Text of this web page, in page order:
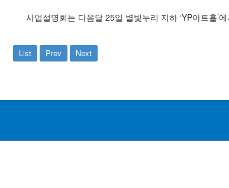
사업설명회는 다음달 25일 별빛누리 지하 ‘YP아트홀
List Prev Next